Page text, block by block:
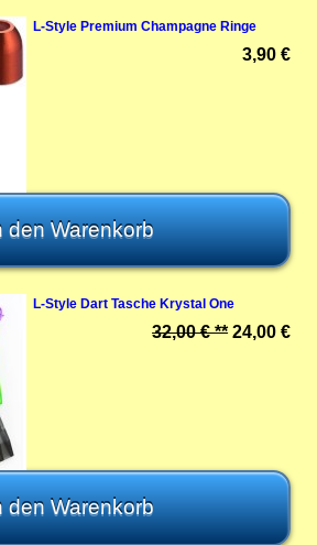
L-Style Premium Champagne Ringe
3,90 €
L-Style Dart Tasche Krystal One
32,00 € ** 24,00 €